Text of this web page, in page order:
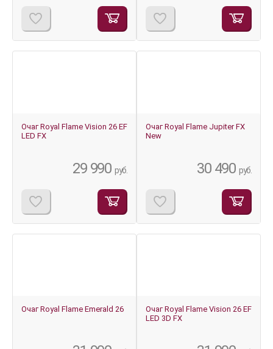
Очаг Royal Flame Vision 26 EF
LED FX
29 990 руб.
Очаг Royal Flame Jupiter FX
New
30 490 руб.
Очаг Royal Flame Emerald 26
Очаг Royal Flame Vision 26 EF
LED 3D FX